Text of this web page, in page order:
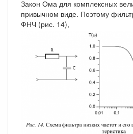
Закон Ома для комплексных
привычном виде. Поэтому
ФНЧ (рис. 14),